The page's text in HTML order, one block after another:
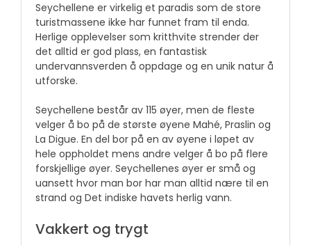
Seychellene er virkelig et paradis som de store
turistmassene ikke har funnet fram til enda.
Herlige opplevelser som kritthvite strender der
det alltid er god plass, en fantastisk
undervannsverden å oppdage og en unik natur å
utforske.
Seychellene består av 115 øyer, men de fleste
velger å bo på de største øyene Mahé, Praslin og
La Digue. En del bor på en av øyene i løpet av
hele oppholdet mens andre velger å bo på flere
forskjellige øyer. Seychellenes øyer er små og
uansett hvor man bor har man alltid nære til en
strand og Det indiske havets herlig vann.
Vakkert og trygt